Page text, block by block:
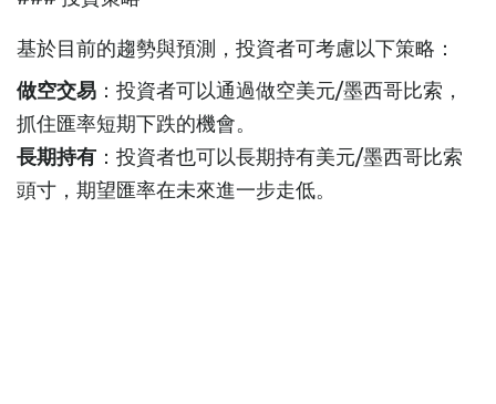
基於目前的趨勢與預測，投資者可考慮以下策略：
做空交易 ：投資者可以通過做空美元/墨西哥比索，
抓住匯率短期下跌的機會。
長期持有 ：投資者也可以長期持有美元/墨西哥比索
頭寸，期望匯率在未來進一步走低。